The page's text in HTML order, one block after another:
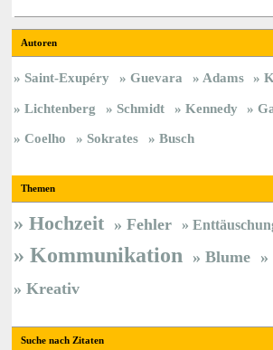
Autoren
Saint-Exupéry Guevara Adams
Lichtenberg
Schmidt Kennedy
Coelho
Sokrates Busch
Themen
Hochzeit Fehler
Kommunikation Blume
Kreativ
Suche nach Zitaten